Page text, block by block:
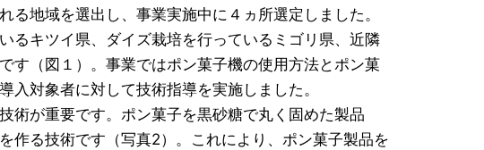
地域を選出し、事業実施中に４ヵ所選定しました。
るキツイ県、ダイズ栽培を行っているミゴリ県、近隣
す（図１）。事業ではポン菓子機の使用方法とポン菓
対象者に対して技術指導を実施しました。
術が重要です。ポン菓子を黒砂糖で丸く固めた製品
作る技術です（写真2）。これにより、ポン菓子製品を